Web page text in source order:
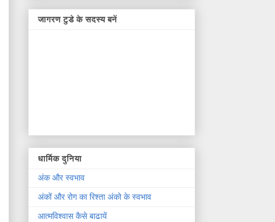
जागरण टुडे के सदस्य बनें
धार्मिक दुनिया
अंक और स्वभाव
अंकों और रोग का रिश्ता अंको के स्वभाव
आत्मविश्वास कैसे बाढायें